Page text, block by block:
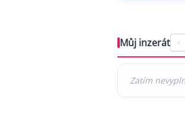
Můj inzerát <